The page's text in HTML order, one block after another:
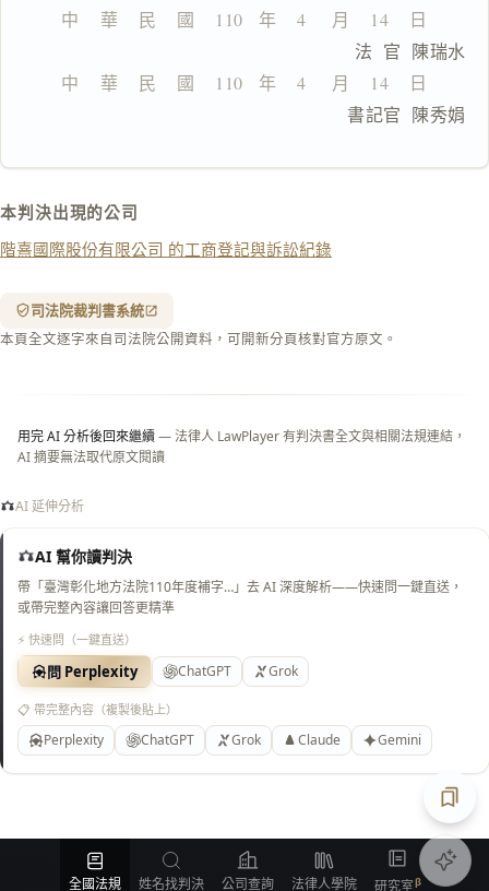
中    華    民    國    110   年    4     月    14    日
                              法  官  陳瑞水
中    華    民    國    110   年    4     月    14    日
                              書記官  陳秀娟
本判決出現的公司
階熹國際股份有限公司 的工商登記與訴訟紀錄
司法院裁判書系統
本頁全文逐字來自司法院公開資料，可開新分頁核對官方原文。
用完 AI 分析後回來繼續— 法律人 LawPlayer 有判決書全文與相關法規連結，
AI 摘要無法取代原文閱讀
AI 延伸分析
AI 幫你讀判決
帶「臺灣彰化地方法院110年度補字…」去 AI 深度解析——快速問一鍵直送，
或帶完整內容讓回答更精準
⚡ 快速問（一鍵直送）
問 Perplexity ChatGPT Grok
📋 帶完整內容（複製後貼上）
Perplexity ChatGPT Grok Claude Gemini
文
匯
全國法規 姓名找判決 公司查詢 法律人學院 研究室